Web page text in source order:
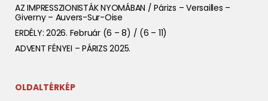
AZ IMPRESSZIONISTÁK NYOMÁBAN / Párizs – Versailles –
Giverny – Auvers-Sur-Oise
ERDÉLY: 2026. Február (6 – 8) / (6 – 11)
ADVENT FÉNYEI – PÁRIZS 2025.
OLDALTÉRKÉP